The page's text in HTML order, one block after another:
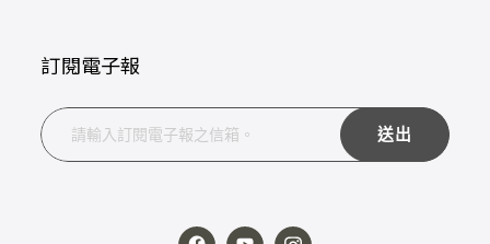
訂閱電子報
送出